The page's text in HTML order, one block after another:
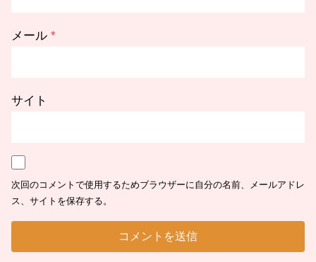
メール *
サイト
次回のコメントで使用するためブラウザーに自分の名前、メールアドレ
ス、サイトを保存する。